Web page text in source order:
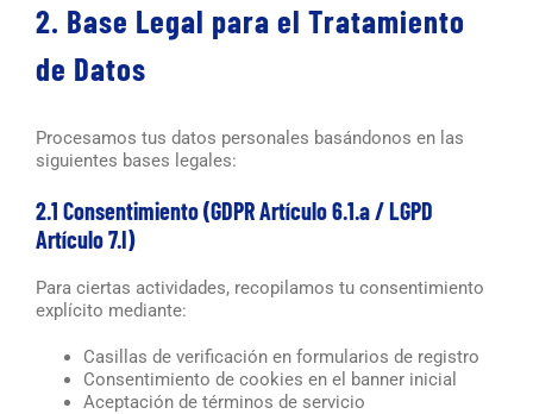
2. Base Legal para el Tratamiento
de Datos
Procesamos tus datos personales basándonos en las
siguientes bases legales:
2.1 Consentimiento (GDPR Artículo 6.1.a / LGPD
Artículo 7.I)
Para ciertas actividades, recopilamos tu consentimiento
explícito mediante:
Casillas de verificación en formularios de registro
Consentimiento de cookies en el banner inicial
Aceptación de términos de servicio